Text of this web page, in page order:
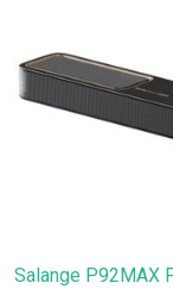
Salange P92MAX